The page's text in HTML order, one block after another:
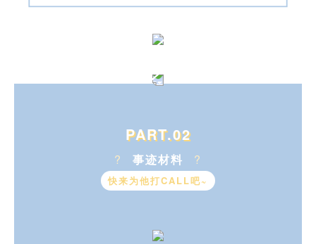
PART.02
? 事迹材料 ?
快来为他打CALL吧~